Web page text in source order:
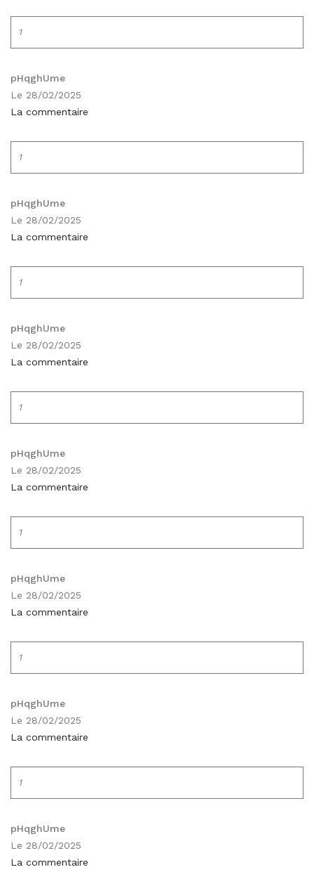
1
pHqghUme
Le 28/02/2025
La commentaire
1
pHqghUme
Le 28/02/2025
La commentaire
1
pHqghUme
Le 28/02/2025
La commentaire
1
pHqghUme
Le 28/02/2025
La commentaire
1
pHqghUme
Le 28/02/2025
La commentaire
1
pHqghUme
Le 28/02/2025
La commentaire
1
pHqghUme
Le 28/02/2025
La commentaire